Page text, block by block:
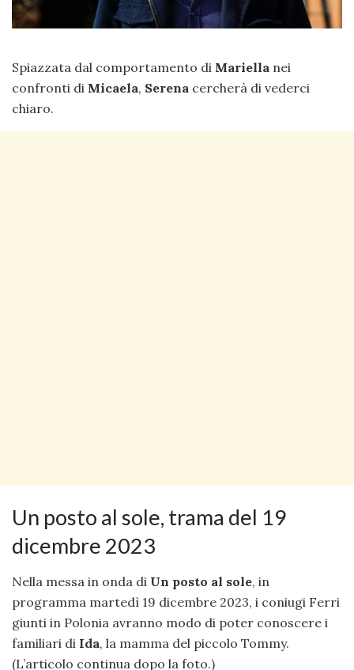
Spiazzata dal comportamento di Mariella nei
confronti di Micaela, Serena cercherà di vederci
chiaro.
Un posto al sole, trama del 19
dicembre 2023
Nella messa in onda di Un posto al sole, in
programma martedì 19 dicembre 2023, i coniugi Ferri
giunti in Polonia avranno modo di poter conoscere i
familiari di Ida, la mamma del piccolo Tommy.
(L’articolo continua dopo la foto.)